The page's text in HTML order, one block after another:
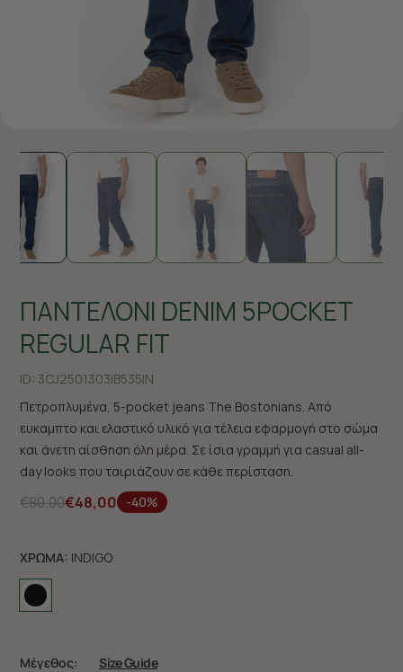
ΠΑΝΤΕΛΟΝΙ DENIM 5POCKET
REGULAR FIT
ID: 3CJ2501303|B535IN
Πετροπλυμένα, 5-pocket jeans The Bostonians. Από
ευκαμπτο και ελαστικό υλικό για τέλεια εφαρμογή στο σώμα
και άνετη αίσθηση όλη μέρα. Σε ίσια γραμμή για casual all-
day looks που ταιριάζουν σε κάθε περίσταση.
€80,00€48,00 -40%
ΧΡΩΜΑ: INDIGO
Μέγεθος: Size Guide